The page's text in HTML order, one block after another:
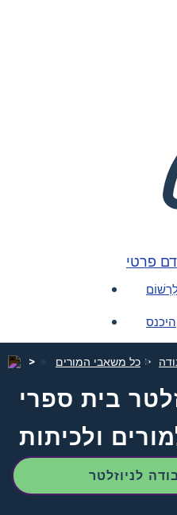
פרטי
היכנס
כל משאבי המורים
בית ספרי
ולכיתות
לניוזלטר